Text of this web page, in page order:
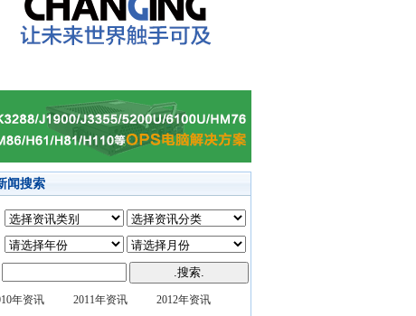
闻搜索
年资讯 2011年资讯
2012年资讯